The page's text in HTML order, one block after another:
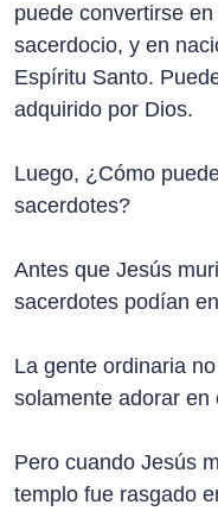
puede convertirse
sacerdocio, y en
Espíritu Santo.
adquirido por Dios.
Luego, ¿Cómo
sacerdotes?
Antes que Jesús
sacerdotes podían
La gente ordinaria
solamente adorar en
Pero cuando Jesús
templo fue rasgado